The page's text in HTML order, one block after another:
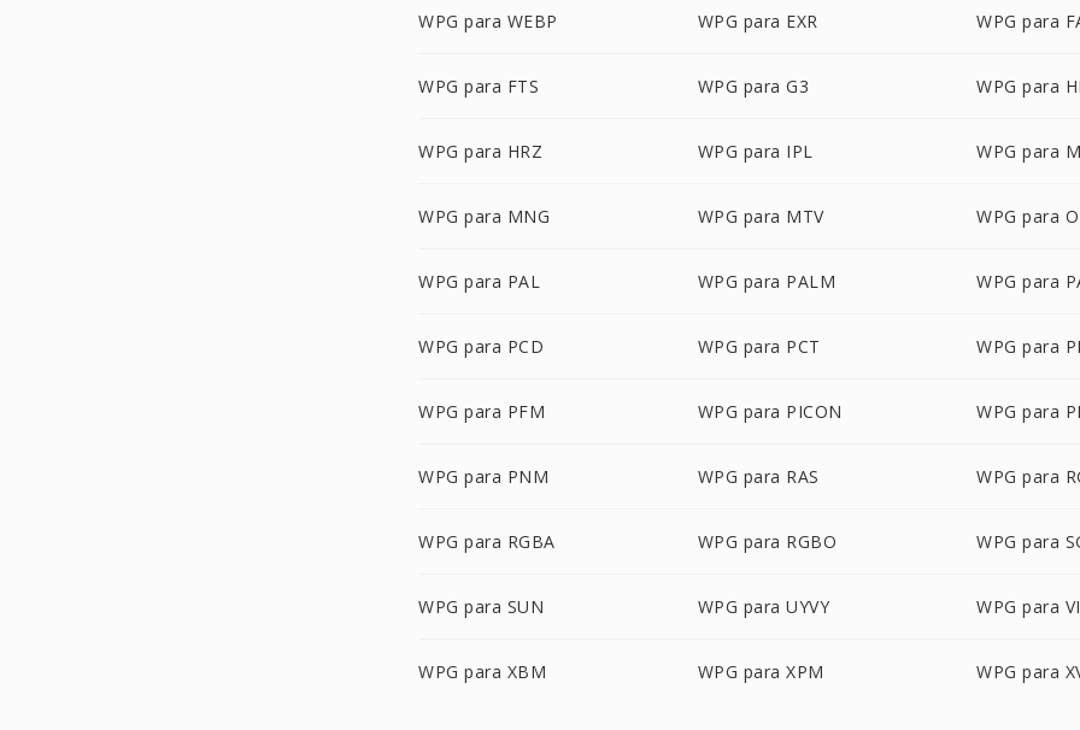
WPG para WEBP WPG para EXR WPG para
WPG para FTS WPG para G3 WPG para
WPG para HRZ WPG para IPL WPG para
WPG para MNG WPG para MTV WPG para
WPG para PAL WPG para PALM WPG para
WPG para PCD WPG para PCT WPG para
WPG para PFM WPG para PICON WPG para
WPG para PNM WPG para RAS WPG para
WPG para RGBA WPG para RGBO WPG para
WPG para SUN WPG para UYVY WPG para
WPG para XBM WPG para XPM WPG para